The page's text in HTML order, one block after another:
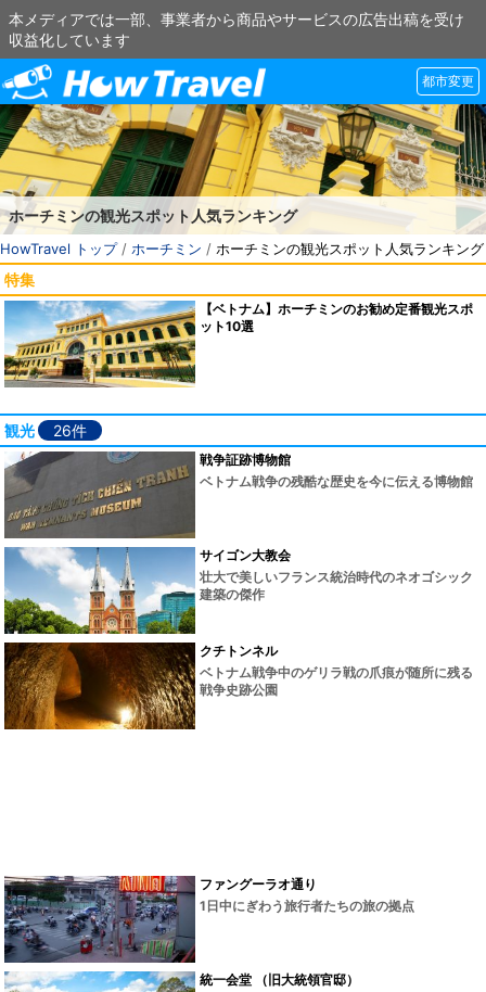
本メディアでは一部、事業者から商品やサービスの広告出稿を受け
収益化しています
都市変更
ホーチミンの観光スポット人気ランキング
HowTravel トップ/ ホーチミン / ホーチミンの観光スポット人気ランキング
特集
【ベトナム】ホーチミンのお勧め定番観光スポ
ット10選
観光 26件
戦争証跡博物館
ベトナム戦争の残酷な歴史を今に伝える博物館
サイゴン大教会
壮大で美しいフランス統治時代のネオゴシック
建築の傑作
クチトンネル
ベトナム戦争中のゲリラ戦の爪痕が随所に残る
戦争史跡公園
ファングーラオ通り
1日中にぎわう旅行者たちの旅の拠点
統一会堂 （旧大統領官邸）